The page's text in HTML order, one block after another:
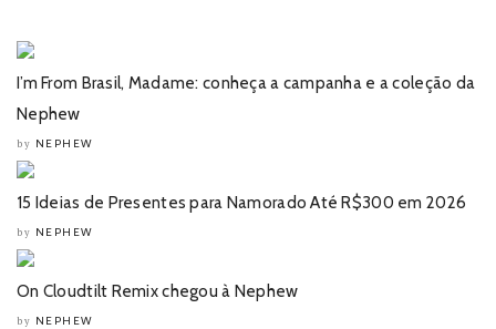
I’m From Brasil, Madame: conheça a campanha e a coleção da
Nephew
by NEPHEW
15 Ideias de Presentes para Namorado Até R$300 em 2026
by NEPHEW
On Cloudtilt Remix chegou à Nephew
by NEPHEW